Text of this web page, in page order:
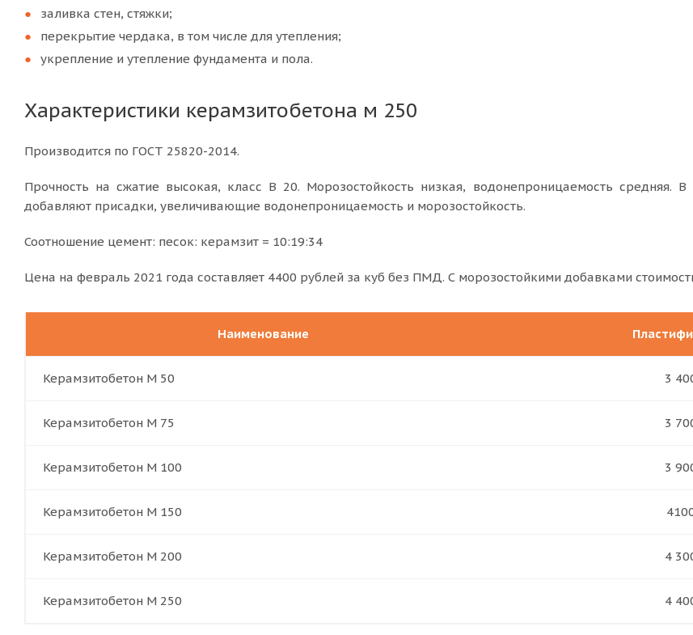
заливка стен, стяжки;
перекрытие чердака, в том числе для утепления;
укрепление и утепление фундамента и пола.
Характеристики керамзитобетона м 250
Производится по ГОСТ 25820-2014.
Прочность на сжатие высокая, класс В 20. Морозостойкость низкая, водонепроницаемость средняя.
добавляют присадки, увеличивающие водонепроницаемость и морозостойкость.
Соотношение цемент: песок: керамзит = 10:19:34
Цена на февраль 2021 года составляет 4400 рублей за куб без ПМД. С морозостойкими добавками
Наименование
Керамзитобетон М 50 3
Керамзитобетон М 75 3
Керамзитобетон М 100 3
Керамзитобетон М 150
Керамзитобетон М 200 4
Керамзитобетон М 250 4